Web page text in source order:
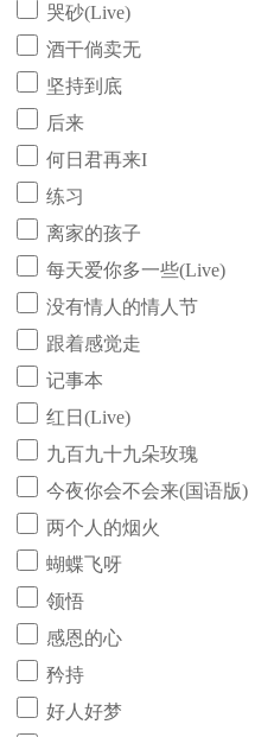
哭砂(Live)
酒干倘卖无
坚持到底
后来
何日君再来I
练习
离家的孩子
每天爱你多一些(Live)
没有情人的情人节
跟着感觉走
记事本
红日(Live)
九百九十九朵玫瑰
今夜你会不会来(国语版)
两个人的烟火
蝴蝶飞呀
领悟
感恩的心
矜持
好人好梦